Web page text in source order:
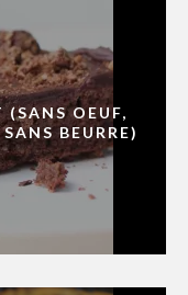
(SANS OEUF,
BEURRE)